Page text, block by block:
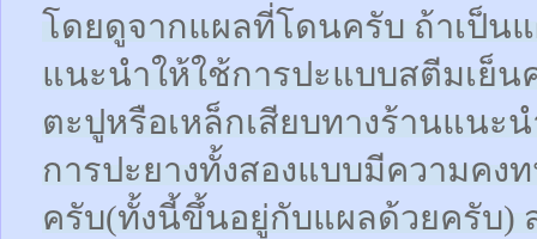
โดยดูจากแผลที่โดนครับ ถ้าเป็น
แนะนำให้ใช้การปะแบบสตีมเย็
ตะปูหรือเหล็กเสียบทางร้านแนะ
การปะยางทั้งสองแบบมีความคง
ครับ(ทั้งนี้ขึ้นอยู่กับแผลด้วยครับ)